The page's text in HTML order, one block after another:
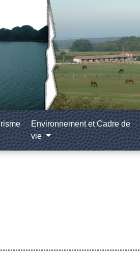
Environnement et Cadre de
vie